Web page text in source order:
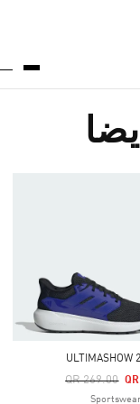
Price Reduced From
QR 269.00
To